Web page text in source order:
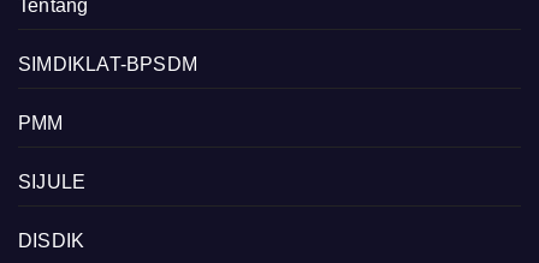
Tentang
SIMDIKLAT-BPSDM
PMM
SIJULE
DISDIK